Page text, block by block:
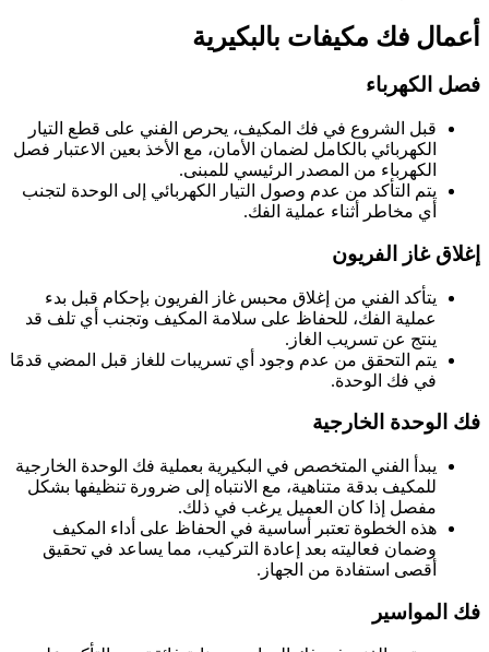
أعمال فك مكيفات بالبكيرية
فصل الكهرباء
قبل الشروع في فك المكيف، يحرص الفني على قطع التيار
الكهربائي بالكامل لضمان الأمان، مع الأخذ بعين الاعتبار فصل
الكهرباء من المصدر الرئيسي للمبنى.
يتم التأكد من عدم وصول التيار الكهربائي إلى الوحدة لتجنب
أي مخاطر أثناء عملية الفك.
إغلاق غاز الفريون
يتأكد الفني من إغلاق محبس غاز الفريون بإحكام قبل بدء
عملية الفك، للحفاظ على سلامة المكيف وتجنب أي تلف قد
ينتج عن تسريب الغاز.
يتم التحقق من عدم وجود أي تسريبات للغاز قبل المضي قدمًا
في فك الوحدة.
فك الوحدة الخارجية
يبدأ الفني المتخصص في البكيرية بعملية فك الوحدة الخارجية
للمكيف بدقة متناهية، مع الانتباه إلى ضرورة تنظيفها بشكل
مفصل إذا كان العميل يرغب في ذلك.
هذه الخطوة تعتبر أساسية في الحفاظ على أداء المكيف
وضمان فعاليته بعد إعادة التركيب، مما يساعد في تحقيق
أقصى استفادة من الجهاز.
فك المواسير